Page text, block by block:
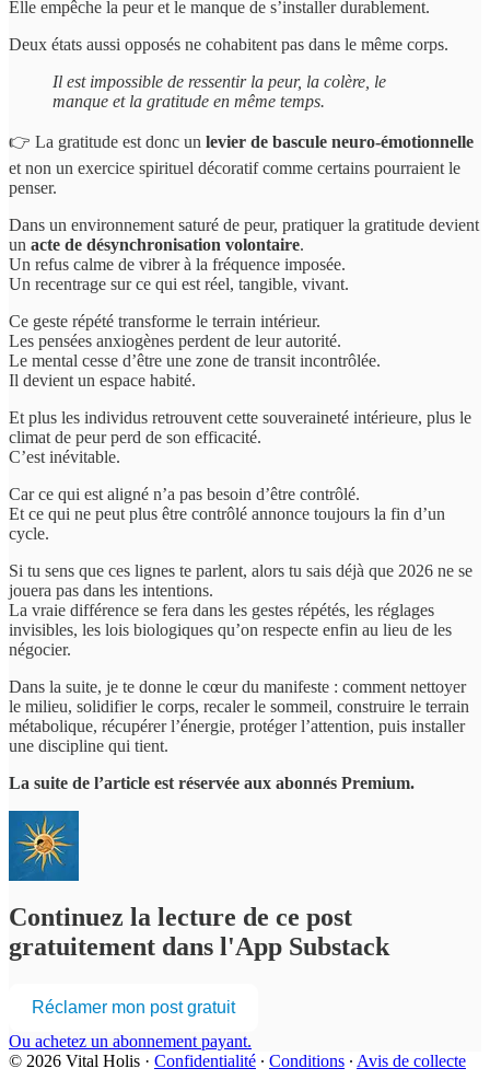
Elle empêche la peur et le manque de s’installer durablement.
Deux états aussi opposés ne cohabitent pas dans le même corps.
Il est impossible de ressentir la peur, la colère, le
manque et la gratitude en même temps.
👉 La gratitude est donc un levier de bascule neuro-émotionnelle
et non un exercice spirituel décoratif comme certains pourraient le
penser.
Dans un environnement saturé de peur, pratiquer la gratitude devient
un acte de désynchronisation volontaire.
Un refus calme de vibrer à la fréquence imposée.
Un recentrage sur ce qui est réel, tangible, vivant.
Ce geste répété transforme le terrain intérieur.
Les pensées anxiogènes perdent de leur autorité.
Le mental cesse d’être une zone de transit incontrôlée.
Il devient un espace habité.
Et plus les individus retrouvent cette souveraineté intérieure, plus le
climat de peur perd de son efficacité.
C’est inévitable.
Car ce qui est aligné n’a pas besoin d’être contrôlé.
Et ce qui ne peut plus être contrôlé annonce toujours la fin d’un
cycle.
Si tu sens que ces lignes te parlent, alors tu sais déjà que 2026 ne se
jouera pas dans les intentions.
La vraie différence se fera dans les gestes répétés, les réglages
invisibles, les lois biologiques qu’on respecte enfin au lieu de les
négocier.
Dans la suite, je te donne le cœur du manifeste : comment nettoyer
le milieu, solidifier le corps, recaler le sommeil, construire le terrain
métabolique, récupérer l’énergie, protéger l’attention, puis installer
une discipline qui tient.
La suite de l’article est réservée aux abonnés Premium.
Continuez la lecture de ce post
gratuitement dans l'App Substack
Réclamer mon post gratuit
Ou achetez un abonnement payant.
© 2026 Vital Holis · Confidentialité ∙ Conditions ∙ Avis de collecte